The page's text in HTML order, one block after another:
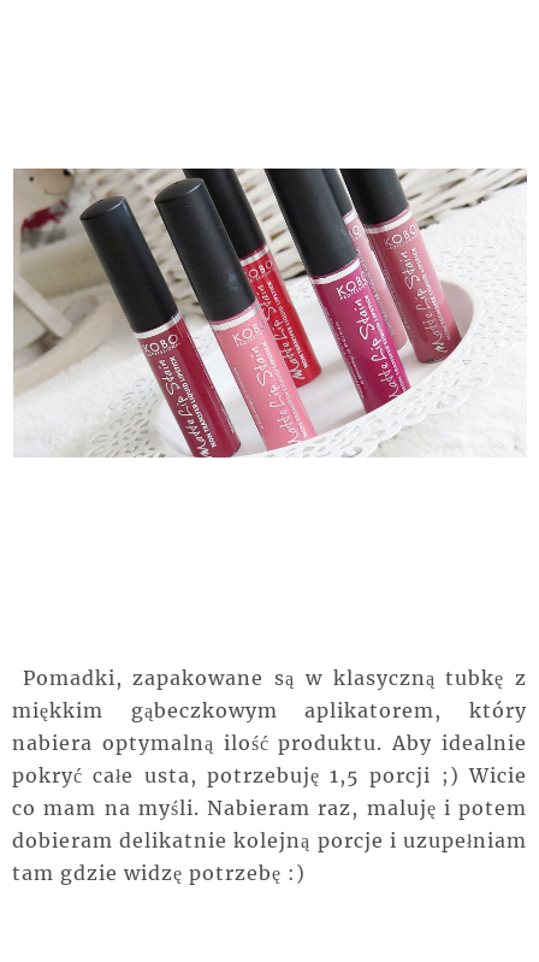
Pomadki, zapakowane są w klasyczną tubkę z
miękkim gąbeczkowym aplikatorem, który
nabiera optymalną ilość produktu. Aby idealnie
pokryć całe usta, potrzebuję 1,5 porcji ;) Wicie
co mam na myśli. Nabieram raz, maluję i potem
dobieram delikatnie kolejną porcje i uzupełniam
tam gdzie widzę potrzebę :)